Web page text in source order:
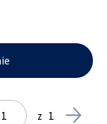
10
1
1
z 1